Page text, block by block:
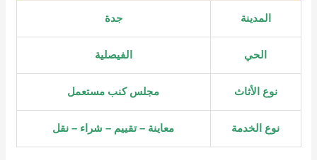
المدينة جدة
الحي الفيصلية
نوع الأثاث مجلس كنب مستعمل
نوع الخدمة معاينة – تقييم – شراء – نقل